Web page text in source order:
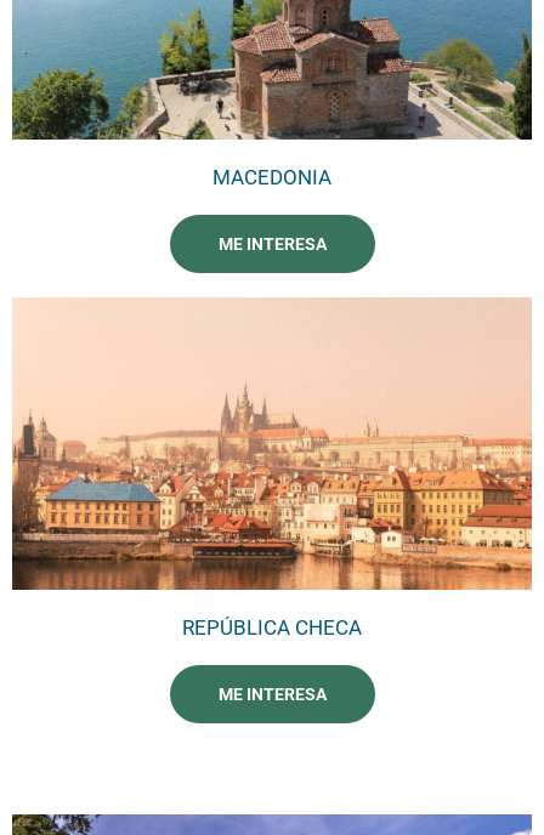
MACEDONIA
ME INTERESA
REPÚBLICA CHECA
ME INTERESA